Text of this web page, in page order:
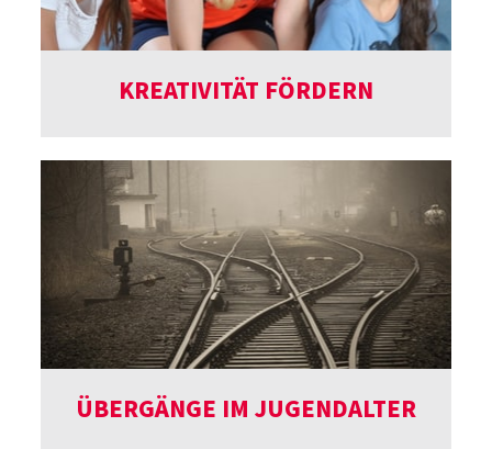
KREATIVITÄT FÖRDERN
ÜBERGÄNGE IM JUGENDALTER